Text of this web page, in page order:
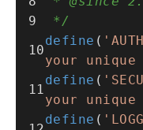
*/
define (
your unique
define (
your unique
define (